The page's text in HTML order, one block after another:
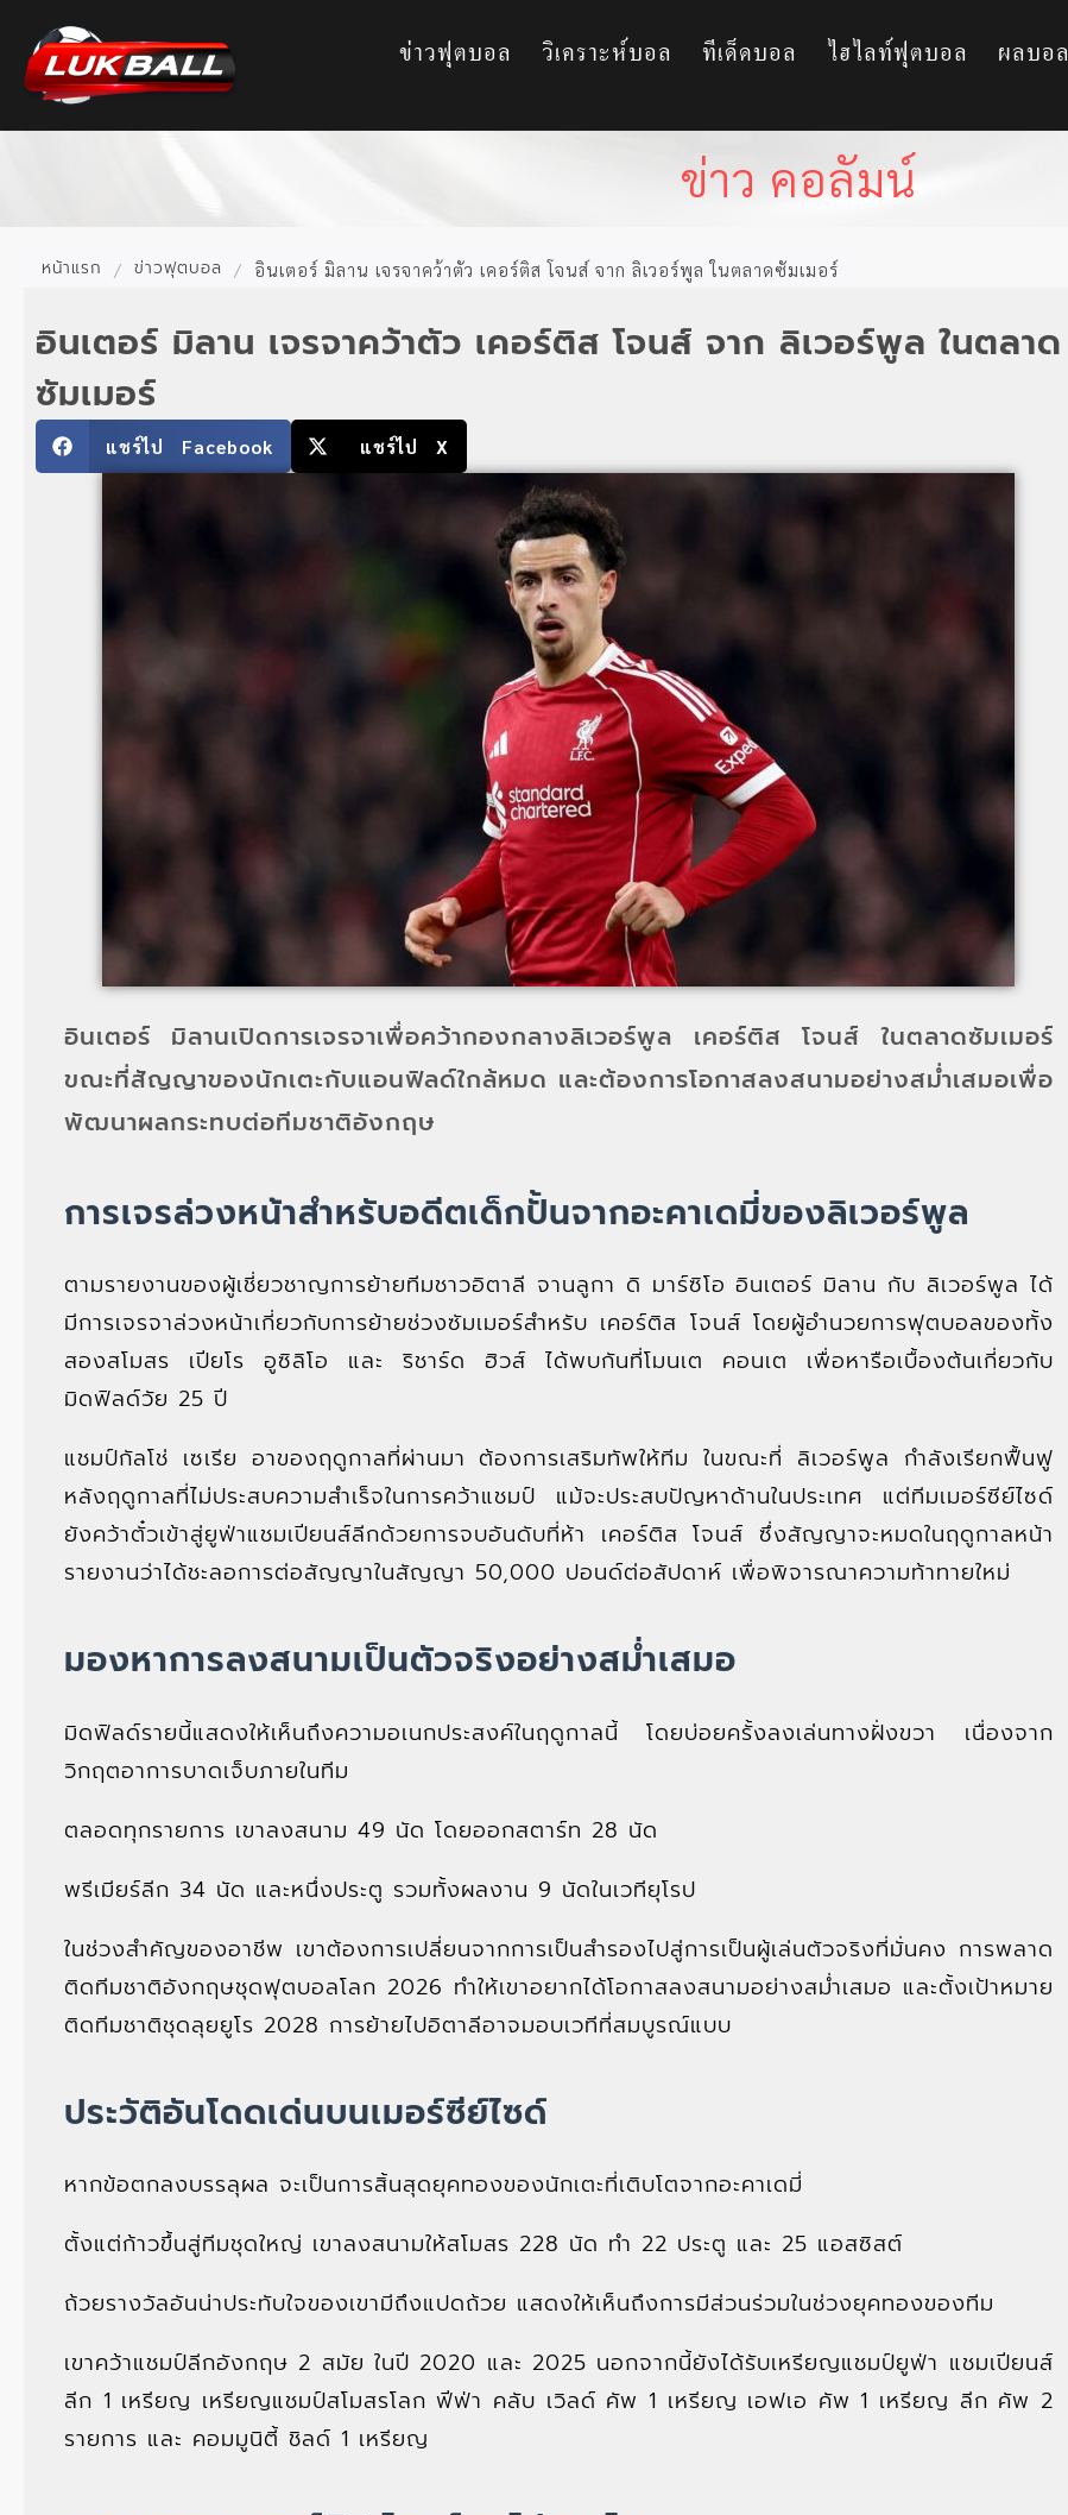
ข่าวฟุตบอล วิเคราะห์บอล ทีเด็ดบอล ไฮไลท์ฟุตบอล ผลบอล
ข่าว คอลัมน์
หน้าแรก / ข่าวฟุตบอล / อินเตอร์ มิลาน เจรจาคว้าตัว เคอร์ติส โจนส์ จาก ลิเวอร์พูล ในตลาดซัมเมอร์
อินเตอร์ มิลาน เจรจาคว้าตัว เคอร์ติส โจนส์ จาก ลิเวอร์พูล ในตลาด
ซัมเมอร์
แชร์ไป Facebook แชร์ไป X
อินเตอร์ มิลานเปิดการเจรจาเพื่อคว้ากองกลางลิเวอร์พูล เคอร์ติส โจนส์ ในตลาดซัมเมอร์
ขณะที่สัญญาของนักเตะกับแอนฟิลด์ใกล้หมด และต้องการโอกาสลงสนามอย่างสม่ำเสมอเพื่อ
พัฒนาผลกระทบต่อทีมชาติอังกฤษ
การเจรล่วงหน้าสำหรับอดีตเด็กปั้นจากอะคาเดมี่ของลิเวอร์พูล
ตามรายงานของผู้เชี่ยวชาญการย้ายทีมชาวอิตาลี จานลูกา ดิ มาร์ซิโอ อินเตอร์ มิลาน กับ ลิเวอร์พูล ได้
มีการเจรจาล่วงหน้าเกี่ยวกับการย้ายช่วงซัมเมอร์สำหรับ เคอร์ติส โจนส์ โดยผู้อำนวยการฟุตบอลของทั้ง
สองสโมสร เปียโร อูซิลิโอ และ ริชาร์ด ฮิวส์ ได้พบกันที่โมนเต คอนเต เพื่อหารือเบื้องต้นเกี่ยวกับ
มิดฟิลด์วัย 25 ปี
แชมป์กัลโช่ เซเรีย อาของฤดูกาลที่ผ่านมา ต้องการเสริมทัพให้ทีม ในขณะที่ ลิเวอร์พูล กำลังเรียกฟื้นฟู
หลังฤดูกาลที่ไม่ประสบความสำเร็จในการคว้าแชมป์ แม้จะประสบปัญหาด้านในประเทศ แต่ทีมเมอร์ซีย์ไซด์
ยังคว้าตั๋วเข้าสู่ยูฟ่าแชมเปียนส์ลีกด้วยการจบอันดับที่ห้า เคอร์ติส โจนส์ ซึ่งสัญญาจะหมดในฤดูกาลหน้า
รายงานว่าได้ชะลอการต่อสัญญาในสัญญา 50,000 ปอนด์ต่อสัปดาห์ เพื่อพิจารณาความท้าทายใหม่
มองหาการลงสนามเป็นตัวจริงอย่างสม่ำเสมอ
มิดฟิลด์รายนี้แสดงให้เห็นถึงความอเนกประสงค์ในฤดูกาลนี้ โดยบ่อยครั้งลงเล่นทางฝั่งขวา เนื่องจาก
วิกฤตอาการบาดเจ็บภายในทีม
ตลอดทุกรายการ เขาลงสนาม 49 นัด โดยออกสตาร์ท 28 นัด
พรีเมียร์ลีก 34 นัด และหนึ่งประตู รวมทั้งผลงาน 9 นัดในเวทียุโรป
ในช่วงสำคัญของอาชีพ เขาต้องการเปลี่ยนจากการเป็นสำรองไปสู่การเป็นผู้เล่นตัวจริงที่มั่นคง การพลาด
ติดทีมชาติอังกฤษชุดฟุตบอลโลก 2026 ทำให้เขาอยากได้โอกาสลงสนามอย่างสม่ำเสมอ และตั้งเป้าหมาย
ติดทีมชาติชุดลุยยูโร 2028 การย้ายไปอิตาลีอาจมอบเวทีที่สมบูรณ์แบบ
ประวัติอันโดดเด่นบนเมอร์ซีย์ไซด์
หากข้อตกลงบรรลุผล จะเป็นการสิ้นสุดยุคทองของนักเตะที่เติบโตจากอะคาเดมี่
ตั้งแต่ก้าวขึ้นสู่ทีมชุดใหญ่ เขาลงสนามให้สโมสร 228 นัด ทำ 22 ประตู และ 25 แอสซิสต์
ถ้วยรางวัลอันน่าประทับใจของเขามีถึงแปดถ้วย แสดงให้เห็นถึงการมีส่วนร่วมในช่วงยุคทองของทีม
เขาคว้าแชมป์ลีกอังกฤษ 2 สมัย ในปี 2020 และ 2025 นอกจากนี้ยังได้รับเหรียญแชมป์ยูฟ่า แชมเปียนส์
ลีก 1 เหรียญ เหรียญแชมป์สโมสรโลก ฟีฟ่า คลับ เวิลด์ คัพ 1 เหรียญ เอฟเอ คัพ 1 เหรียญ ลีก คัพ 2
รายการ และ คอมมูนิตี้ ชิลด์ 1 เหรียญ